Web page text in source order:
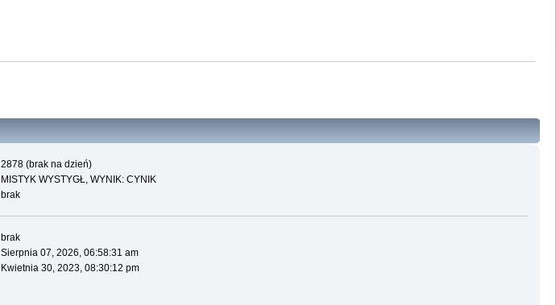
2878 (brak na dzień)
MISTYK WYSTYGŁ, WYNIK: CYNIK
brak
brak
Sierpnia 07, 2026, 06:58:31 am
Kwietnia 30, 2023, 08:30:12 pm